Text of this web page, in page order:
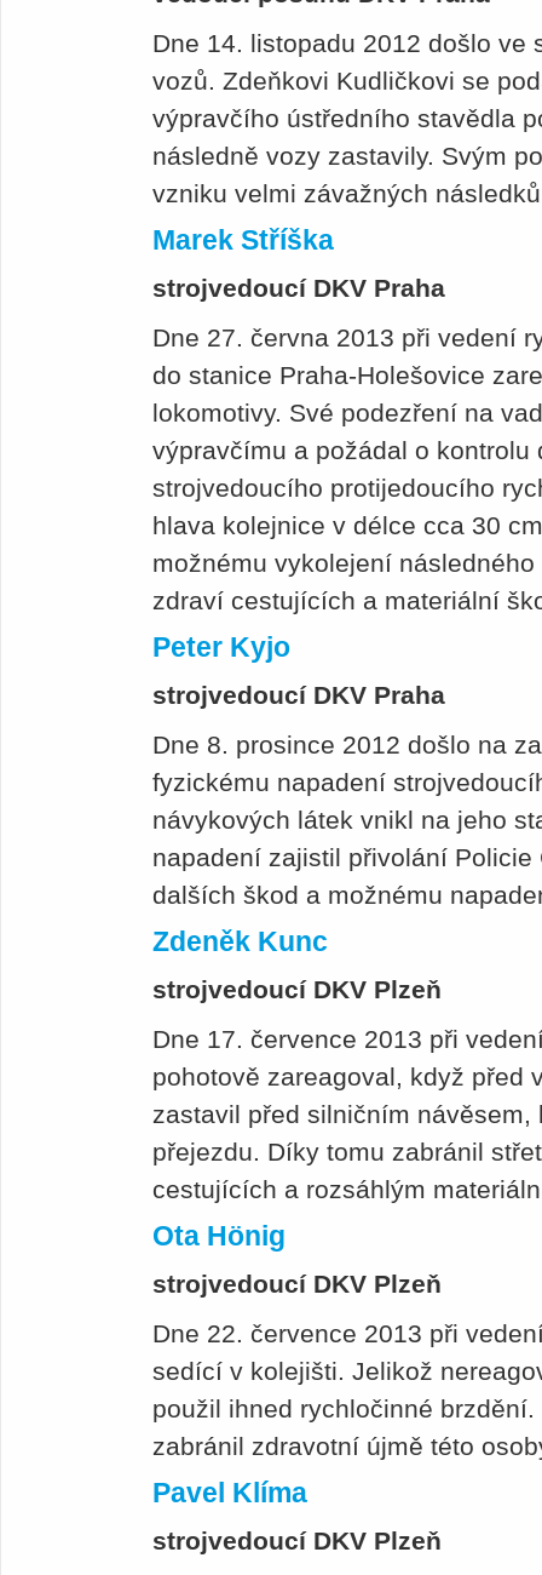
Dne 14. listopadu 2012 došlo
vozů. Zdeňkovi Kudličkovi se
výpravčího ústředního stavědla
následně vozy zastavily. Svým
vzniku velmi závažných
Marek Stříška
strojvedoucí DKV Praha
Dne 27. června 2013 při vedení
do stanice Praha-Holešovice
lokomotivy. Své podezření na
výpravčímu a požádal o kontrolu
strojvedoucího protijedoucího
hlava kolejnice v délce cca 30
možnému vykolejení
zdraví cestujících a materiální
Peter Kyjo
strojvedoucí DKV Praha
Dne 8. prosince 2012 došlo na
fyzickému napadení
návykových látek vnikl na jeho
napadení zajistil přivolání
dalších škod a možnému
Zdeněk Kunc
strojvedoucí DKV Plzeň
Dne 17. července 2013 při
pohotově zareagoval, když před
zastavil před silničním
přejezdu. Díky tomu zabránil
cestujících a rozsáhlým
Ota Hönig
strojvedoucí DKV Plzeň
Dne 22. července 2013 při
sedící v kolejišti. Jelikož
použil ihned rychločinné
zabránil zdravotní újmě této
Pavel Klíma
strojvedoucí DKV Plzeň